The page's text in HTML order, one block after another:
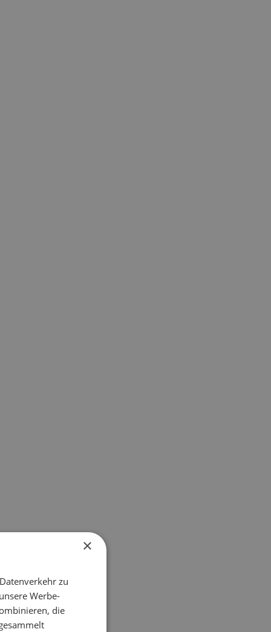
×
zu
Werbe-
die